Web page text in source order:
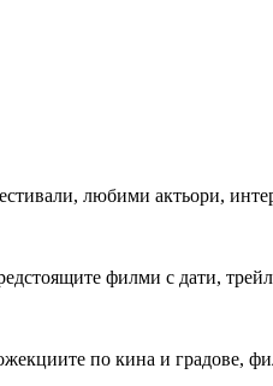
любими актьори,
филми с дати,
по кина и градове,